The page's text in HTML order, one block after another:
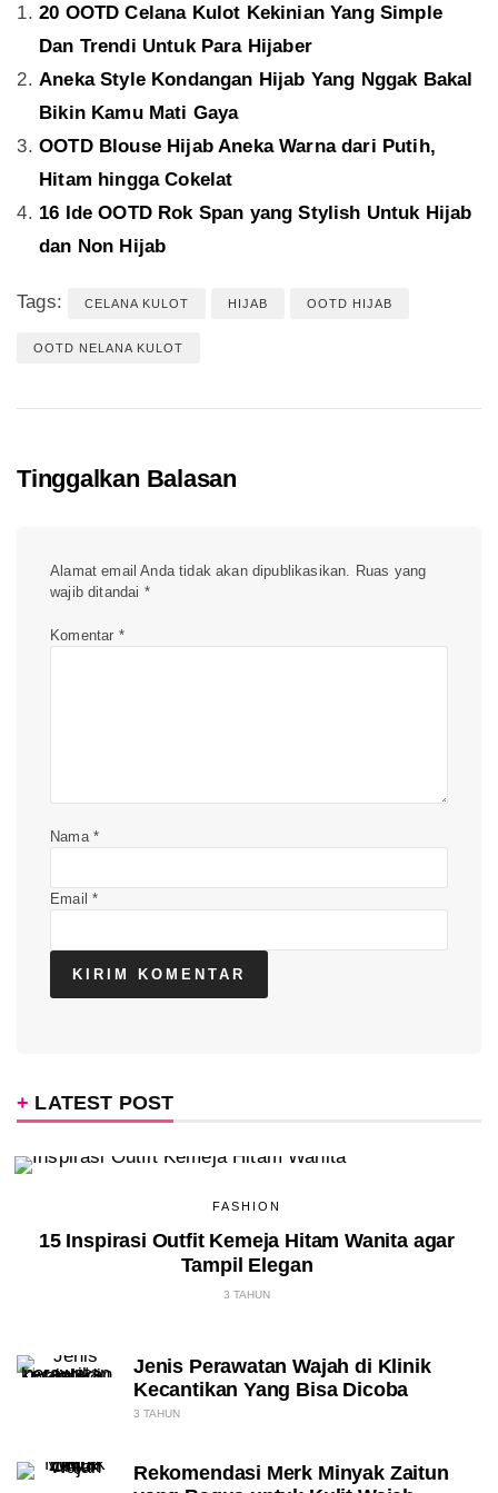
20 OOTD Celana Kulot Kekinian Yang Simple
Dan Trendi Untuk Para Hijaber
Aneka Style Kondangan Hijab Yang Nggak Bakal
Bikin Kamu Mati Gaya
OOTD Blouse Hijab Aneka Warna dari Putih,
Hitam hingga Cokelat
16 Ide OOTD Rok Span yang Stylish Untuk Hijab
dan Non Hijab
Tags: CELANA KULOT HIJAB OOTD HIJAB
OOTD NELANA KULOT
Tinggalkan Balasan
Alamat email Anda tidak akan dipublikasikan. Ruas yang
wajib ditandai *
Komentar *
Nama *
Email*
LATEST POST
FASHION
15 Inspirasi Outfit Kemeja Hitam Wanita agar
Tampil Elegan
3 TAHUN
Jenis Perawatan Wajah di Klinik
Kecantikan Yang Bisa Dicoba
3 TAHUN
Rekomendasi Merk Minyak Zaitun